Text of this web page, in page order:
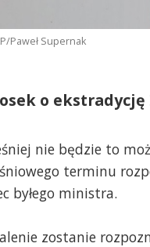
Paweł Supernak
o
nie będzie to
terminu
byłego ministra.
zostanie